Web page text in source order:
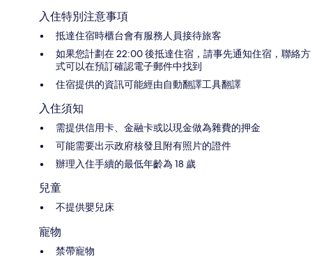
入住特別注意事項
抵達住宿時櫃台會有服務人員接待旅客
如果您計劃在 22:00 後抵達住宿，請事先通知住宿，聯絡方
式可以在預訂確認電子郵件中找到
住宿提供的資訊可能經由自動翻譯工具翻譯
入住須知
需提供信用卡、金融卡或以現金做為雜費的押金
可能需要出示政府核發且附有照片的證件
辦理入住手續的最低年齡為 18 歲
兒童
不提供嬰兒床
寵物
禁帶寵物